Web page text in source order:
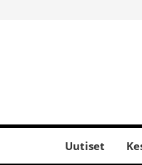
Uutiset